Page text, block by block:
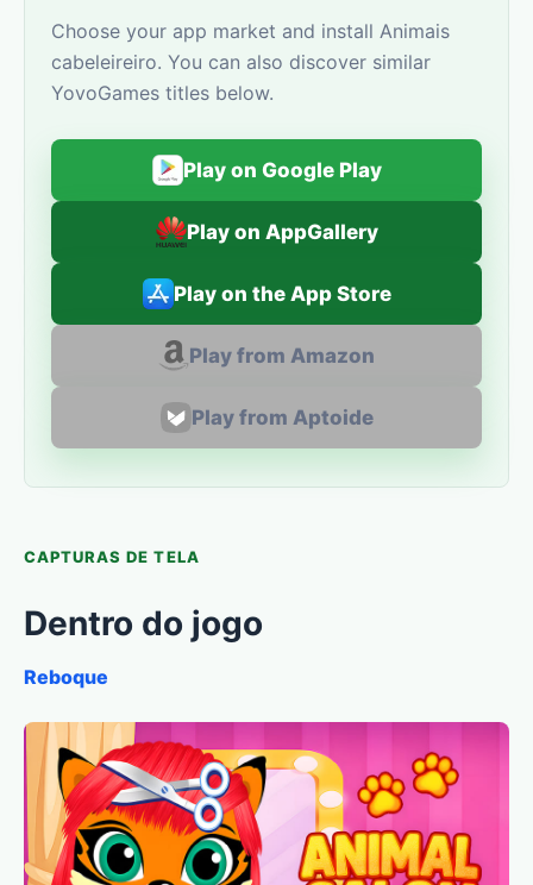
Choose your app market and install Animais
cabeleireiro. You can also discover similar
YovoGames titles below.
Play on Google Play
Play on AppGallery
Play on the App Store
Play from Amazon
Play from Aptoide
CAPTURAS DE TELA
Dentro do jogo
Reboque